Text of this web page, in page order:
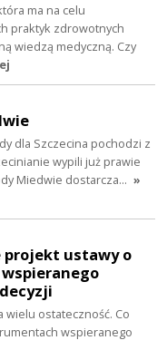
ma na celu
praktyk zdrowotnych
wiedzą medyczną. Czy
dla Szczecina pochodzi z
wypili już prawie
Miedwie dostarcza… »
projekt ustawy o
ostateczność. Co
wspieranego